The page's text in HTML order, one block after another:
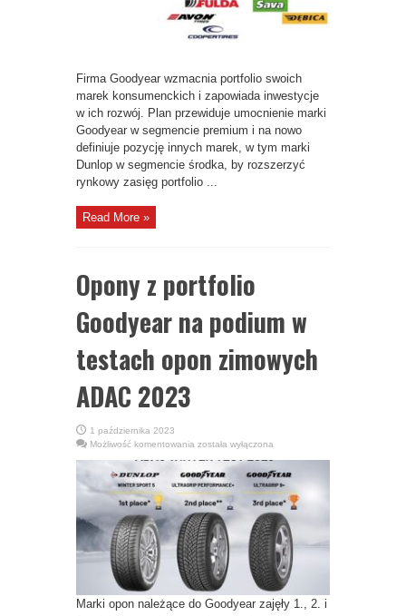
Firma Goodyear wzmacnia portfolio swoich
marek konsumenckich i zapowiada inwestycje
w ich rozwój. Plan przewiduje umocnienie marki
Goodyear w segmencie premium i na nowo
definiuje pozycję innych marek, w tym marki
Dunlop w segmencie środka, by rozszerzyć
rynkowy zasięg portfolio ...
Read More »
Opony z portfolio
Goodyear na podium w
testach opon zimowych
ADAC 2023
1 października 2023
Możliwość komentowania Opony
portfolio
Goodyear
na
podium
w
testach
opon
zimowych
ADAC
2023
została wyłączona
Marki opon należące do Goodyear zajęły 1., 2. i